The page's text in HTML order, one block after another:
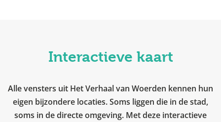
Interactieve kaart
Alle vensters uit Het Verhaal van Woerden kennen hun
eigen bijzondere locaties. Soms liggen die in de stad,
soms in de directe omgeving. Met deze interactieve